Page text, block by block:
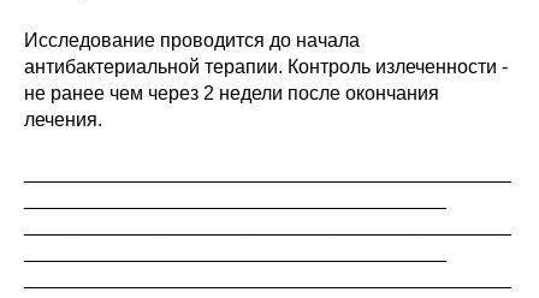
Исследование проводится до начала
антибактериальной терапии. Контроль излеченности -
не ранее чем через 2 недели после окончания
лечения.